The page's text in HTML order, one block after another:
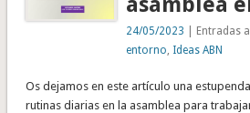
24/05/2023 | Entradas
entorno Ideas ABN
Os dejamos en este artículo una
rutinas diarias en la asamblea para